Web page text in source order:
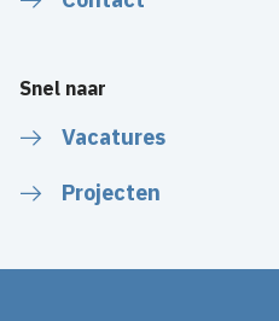
Snel naar
Vacatures
Projecten